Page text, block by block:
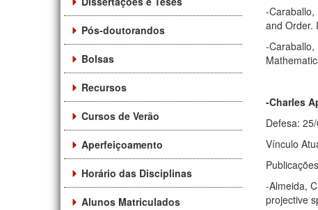
Pós-doutorandos
Bolsas
Recursos
Cursos de Verão
Aperfeiçoamento
Horário das Disciplinas
Alunos Matriculados
-Caraballo,
and Order.
-Caraballo,
-Charles
Defesa:
Vínculo
-Almeida,
projective